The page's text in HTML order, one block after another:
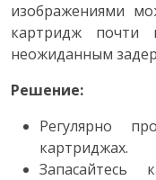
изображениями
картридж почти
неожиданным
Решение:
Регулярно
картриджах.
Запасайтесь